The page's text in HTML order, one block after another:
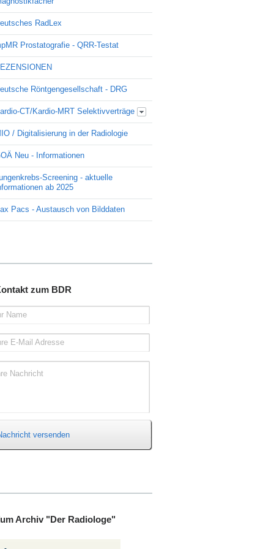
RadLex
Prostatografie - QRR-Testat
Röntgengesellschaft - DRG
CT/Kardio-MRT Selektivverträge
/ Digitalisierung in der Radiologie
Neu - Informationen
Screening - aktuelle
ab 2025
Pacs - Austausch von Bilddaten
zum BDR
Name
E-Mail Adresse
Nachricht
versenden
Archiv "Der Radiologe"